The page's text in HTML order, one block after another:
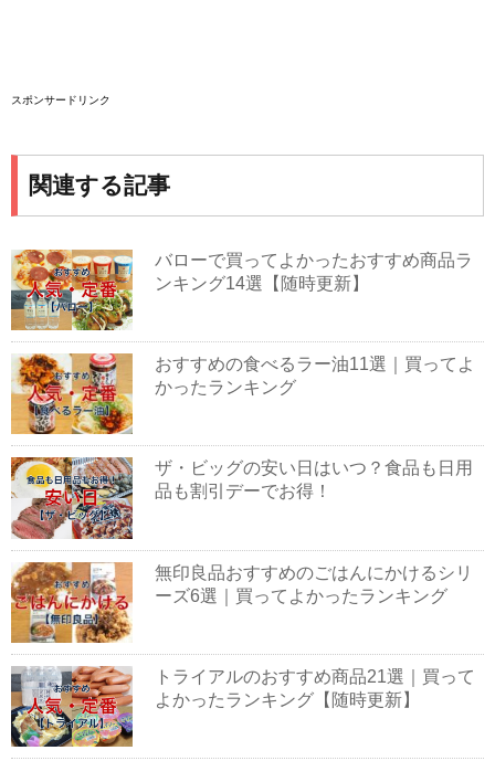
スポンサードリンク
関連する記事
バローで買ってよかったおすすめ商品ラ
ンキング14選【随時更新】
おすすめの食べるラー油11選｜買ってよ
かったランキング
ザ・ビッグの安い日はいつ？食品も日用
品も割引デーでお得！
無印良品おすすめのごはんにかけるシリ
ーズ6選｜買ってよかったランキング
トライアルのおすすめ商品21選｜買って
よかったランキング【随時更新】